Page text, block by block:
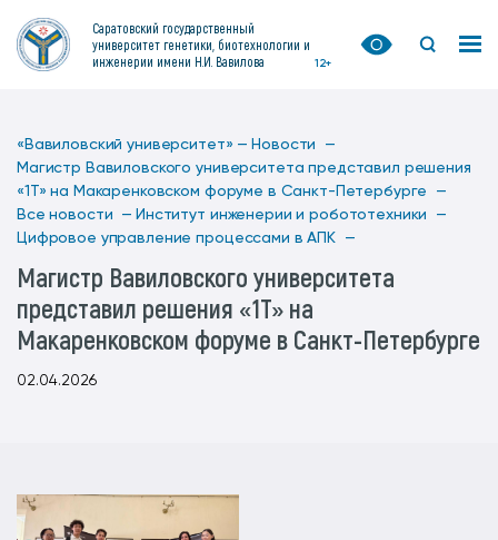
Саратовский государственный
университет генетики, биотехнологии и
инженерии имени Н.И. Вавилова
12+
«Вавиловский университет» — Новости —
Магистр Вавиловского университета представил решения
«1Т» на Макаренковском форуме в Санкт-Петербурге —
Все новости — Институт инженерии и робототехники —
Цифровое управление процессами в АПК —
Магистр Вавиловского университета
представил решения «1Т» на
Макаренковском форуме в Санкт-Петербурге
02.04.2026